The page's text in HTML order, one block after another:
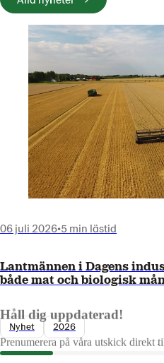
06 juli 2026•5 min lästid
Lantmännen i Dagens
både mat och biologisk
Nyhet 2026
Håll dig uppdaterad!
Prenumerera på våra utskick direkt